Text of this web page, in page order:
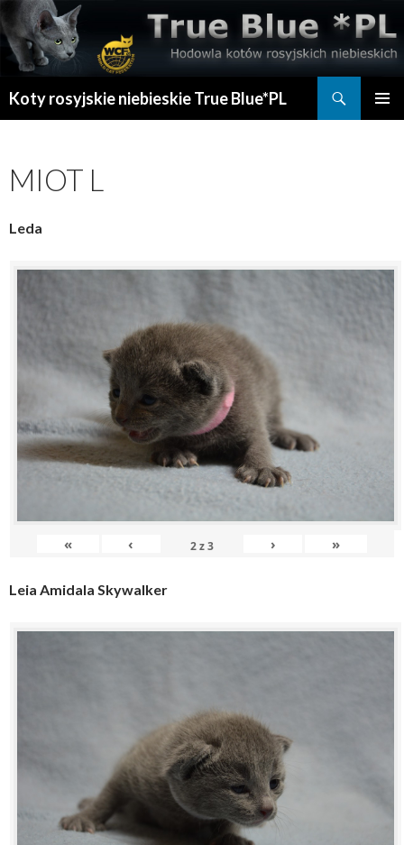
Koty rosyjskie niebieskie True Blue*PL
MIOT L
Leda
« ‹ 2z3 › »
Leia Amidala Skywalker